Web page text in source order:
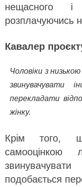
нещасного і
розплачуючись
Кавалер
Чоловіки з
звинувачувати
перекладати
жінку.
Крім того,
подобається